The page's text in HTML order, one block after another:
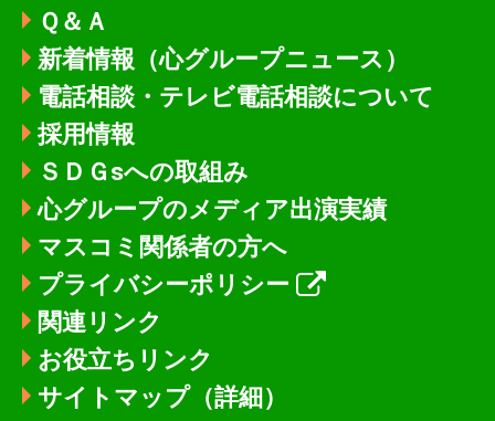
Ｑ＆Ａ
新着情報 （心グループニュース）
電話相談・テレビ電話相談について
採用情報
ＳＤＧsへの取組み
心グループのメディア出演実績
マスコミ関係者の方へ
プライバシーポリシー
関連リンク
お役立ちリンク
サイトマップ（詳細）